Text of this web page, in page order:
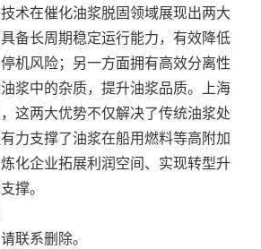
术在催化油浆脱固领域展现出两大
备长周期稳定运行能力，有效降低
机风险；另一方面拥有高效分离性
浆中的杂质，提升油浆品质。上海
这两大优势不仅解决了传统油浆处
力支撑了油浆在船用燃料等高附加
化企业拓展利润空间、实现转型升
撑。
联系删除。